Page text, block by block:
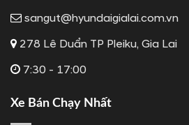
sangut@hyundaigialai.com.vn
278 Lê Duẩn TP Pleiku, Gia Lai
7:30 - 17:00
Xe Bán Chạy Nhất